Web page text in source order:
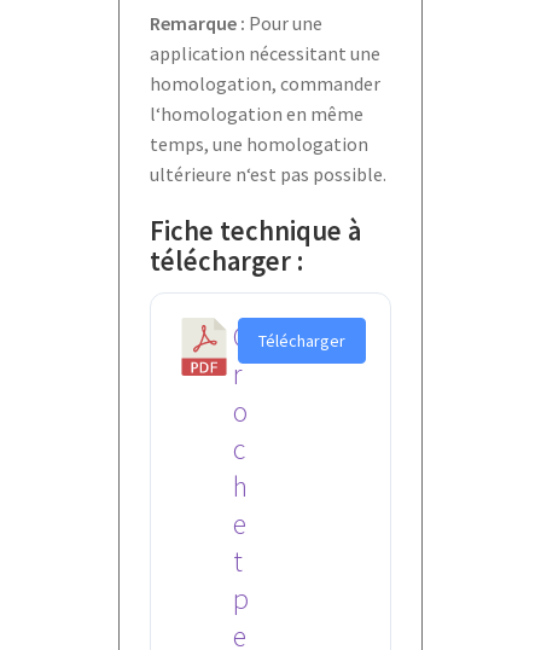
Remarque : Pour une
application nécessitant une
homologation, commander
l‘homologation en même
temps, une homologation
ultérieure n‘est pas possible.
Fiche technique à
télécharger :
C
r
o
c
h
e
t
p
e
Télécharger